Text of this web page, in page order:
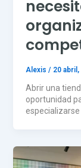
Alexis / 20 abril,
Abrir una
oportunidad